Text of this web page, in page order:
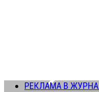
РЕКЛАМА В